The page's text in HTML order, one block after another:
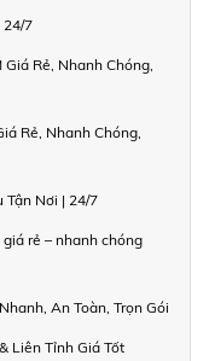
24/7
Giá Rẻ, Nhanh Chóng,
Rẻ, Nhanh Chóng,
Tận Nơi | 24/7
rẻ – nhanh chóng
An Toàn, Trọn Gói
Liên Tỉnh Giá Tốt